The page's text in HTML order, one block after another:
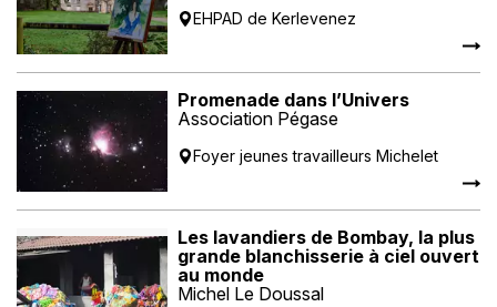
EHPAD de Kerlevenez
Promenade dans l’Univers
Association Pégase
Foyer jeunes travailleurs Michelet
Les lavandiers de Bombay, la plus
grande blanchisserie à ciel ouvert
au monde
Michel Le Doussal